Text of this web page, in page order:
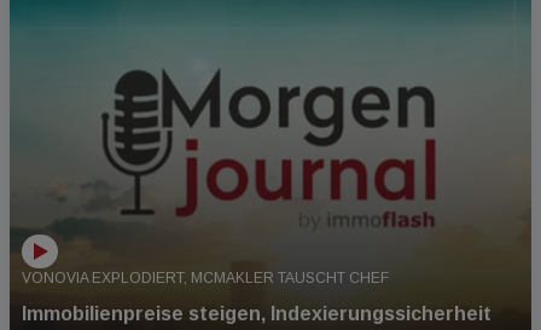
VONOVIA EXPLODIERT, MCMAKLER TAUSCHT CHEF
Immobilienpreise steigen, Indexierungssicherheit